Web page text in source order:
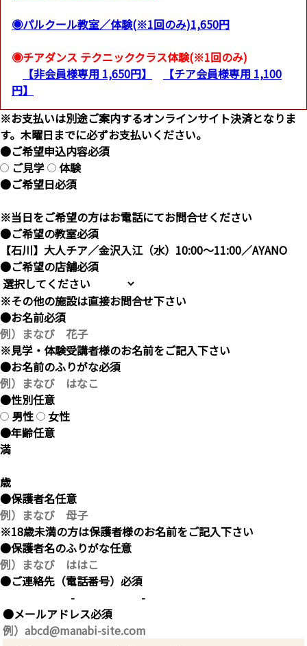
◉パルクール教室／体験(※1回のみ)1,650円
◉チアダンス テクニッククラス体験(※1回のみ)
【非会員様専用 1,650円】
【チア会員様専用 1,100
円】
※お支払いは別途ご案内するオンラインサイト決済となりま
す。木曜日までに必ずお支払いください。
●ご希望申込内容必須
ご見学
体験
●ご希望日必須
※当日をご希望の方はお電話にてお問合せください
●ご希望の教室必須
●ご希望の店舗必須
※その他の施設は直接お問合せ下さい
●お名前必須
※見学・体験受講者様のお名前をご記入下さい
●お名前のふりがな必須
●性別任意
男性
女性
●年齢任意
満
歳
●保護者名任意
※18歳未満の方は保護者様のお名前をご記入下さい
●保護者名のふりがな任意
●ご連絡先（電話番号） 必須
-
-
●メールアドレス必須